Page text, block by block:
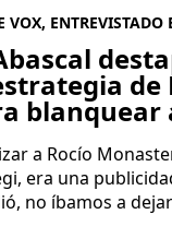
VOX, ENTREVISTADO
de
blanquear
a Rocío
era una
no íbamos a